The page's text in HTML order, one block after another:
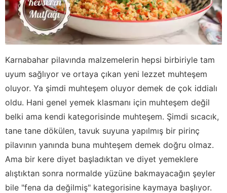
Karnabahar pilavında malzemelerin hepsi birbiriyle tam
uyum sağlıyor ve ortaya çıkan yeni lezzet muhteşem
oluyor. Ya şimdi muhteşem oluyor demek de çok iddialı
oldu. Hani genel yemek klasmanı için muhteşem değil
belki ama kendi kategorisinde muhteşem. Şimdi sıcacık,
tane tane dökülen, tavuk suyuna yapılmış bir pirinç
pilavının yanında buna muhteşem demek doğru olmaz.
Ama bir kere diyet başladıktan ve diyet yemeklere
alıştıktan sonra normalde yüzüne bakmayacağın şeyler
bile "fena da değilmiş" kategorisine kaymaya başlıyor.